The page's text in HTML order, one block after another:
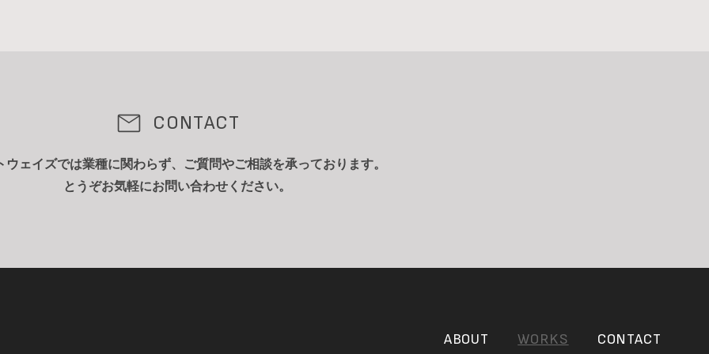
CONTACT
ウェイズでは業種に関わらず、ご質問やご相談を承っております。
とうぞお気軽にお問い合わせください。
ABOUT WORKS CONTACT